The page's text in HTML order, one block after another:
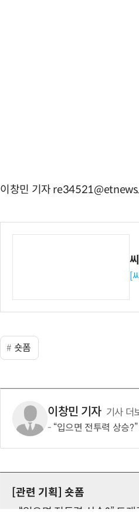
이창민 기자
[
숏폼
이창민 기자 기사 더
“입으면 전투력 상승
[관련 기획] 숏폼
“입으면 전투력 상승?” 드